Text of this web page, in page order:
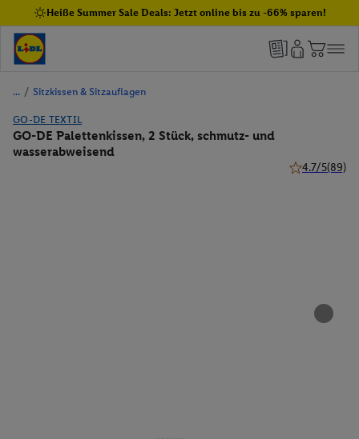
Heiße Summer Sale Deals: Jetzt online bis zu -66% sparen!
/ Sitzkissen & Sitzauflagen
GO-DE TEXTIL
GO-DE Palettenkissen, 2 Stück, schmutz- und
wasserabweisend
4.7/5(89)